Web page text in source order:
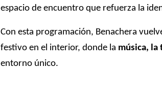
espacio de encuentro que refuerza la
Con esta programación, Benachera
festivo en el interior, donde la música, la
entorno único.